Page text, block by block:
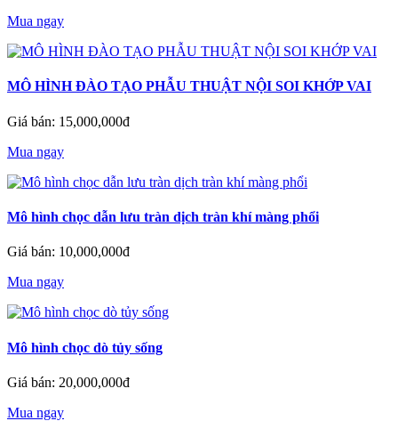
Mua ngay
MÔ HÌNH ĐÀO TẠO PHẪU THUẬT NỘI SOI KHỚP VAI
Giá bán: 15,000,000đ
Mua ngay
Mô hình chọc dẫn lưu tràn dịch tràn khí màng phổi
Giá bán: 10,000,000đ
Mua ngay
Mô hình chọc dò tủy sống
Giá bán: 20,000,000đ
Mua ngay